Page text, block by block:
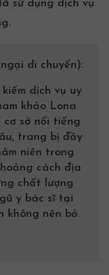
sử dụng dịch vụ
di chuyển):
dịch vụ uy
khảo Lona
sở nổi tiếng
trang bị đầy
niên trong
cách địa
chất lượng
y bác sĩ tại
không nên bỏ